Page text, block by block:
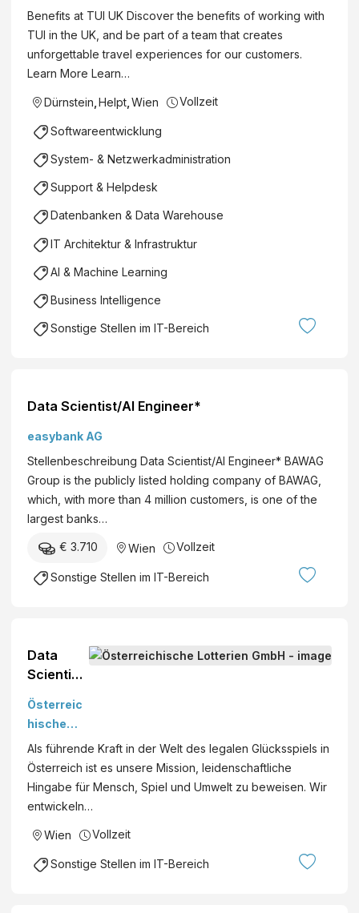
Benefits at TUI UK Discover the benefits of working with
TUI in the UK, and be part of a team that creates
unforgettable travel experiences for our customers.
Learn More Learn…
Dürnstein Helpt Wien Vollzeit
Softwareentwicklung
System- & Netzwerkadministration
Support & Helpdesk
Datenbanken & Data Warehouse
IT Architektur & Infrastruktur
AI & Machine Learning
Business Intelligence
Sonstige Stellen im IT-Bereich
Data Scientist/AI Engineer*
easybank AG
Stellenbeschreibung Data Scientist/AI Engineer* BAWAG
Group is the publicly listed holding company of BAWAG,
which, with more than 4 million customers, is one of the
largest banks…
€ 3.710 Wien Vollzeit
Sonstige Stellen im IT-Bereich
Data
Scientist
Engineer
(all
genders)
Österreic
hische
Lotterien
Wien
Ab sofort
Österreic
hische
Lotterien
GmbH
Als führende Kraft in der Welt des legalen Glücksspiels in
Österreich ist es unsere Mission, leidenschaftliche
Hingabe für Mensch, Spiel und Umwelt zu beweisen. Wir
entwickeln…
Wien Vollzeit
Sonstige Stellen im IT-Bereich